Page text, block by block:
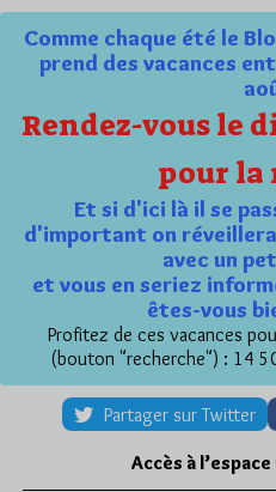
Comme chaque été le
prend des vacances
Rendez-vous le
pour la
Et si d'ici là il se
d'important on
avec un
et vous en seriez
êtes-vous
Profitez de ces vacances
(bouton "recherche") : 14
Partager sur Twitter
Accès à